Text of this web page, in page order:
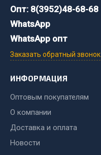
Сцепление
Тормозная система
Двигатель
Система питания
Опт: 8(3952)48-68-68
WhatsApp
WhatsApp опт
Заказать обратный звонок
ИНФОРМАЦИЯ
Оптовым покупателям
О компании
Доставка и оплата
Новости